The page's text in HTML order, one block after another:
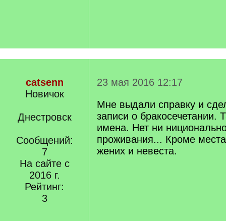
catsenn
Новичок
Днестровск
Сообщений:
7
На сайте с
2016 г.
Рейтинг:
3
23 мая 2016 12:17
Мне выдали справку и
записи о бракосечетании.
имена. Нет ни
проживания... Кроме
жених и невеста.